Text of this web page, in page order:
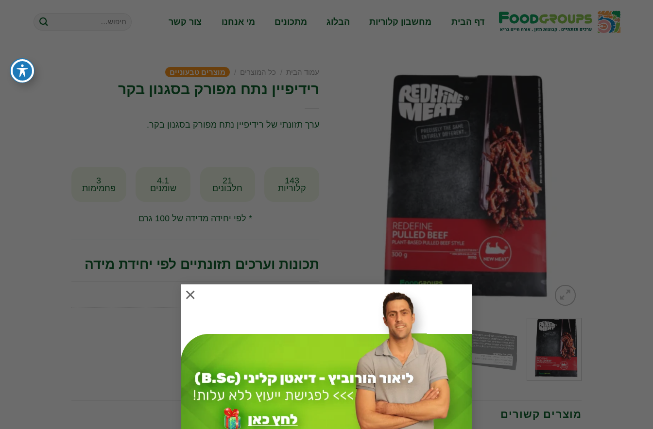
×
דף הבית מחשבון קלוריות הבלוג מתכונים מי אנחנו צור קשר
עמוד הבית / כל המוצרים / מוצרים טבעוניים
רידיפיין נתח מפורק בסגנון בקר
ערך תזונתי של רידיפיין נתח מפורק בסגנון בקר.
143
קלוריות
21
חלבונים
4.1
שומנים
3
פחמימות
* לפי יחידה מדידה של 100 גרם
תכונות וערכים תזונתיים לפי יחידת מידה
מוצרים קשורים